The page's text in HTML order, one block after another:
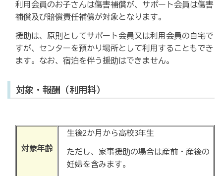
利用会員のお子さんは傷害補償が、サポート会員は傷害
補償及び賠償責任補償が対象となります。
援助は、原則としてサポート会員又は利用会員の自宅で
すが、センターを預かり場所として利用することもでき
ます。なお、宿泊を伴う援助はできません。
対象・報酬（利用料）
対象年齢
生後2か月から高校3年生
ただし、家事援助の場合は産前・産後の
妊婦を含みます。